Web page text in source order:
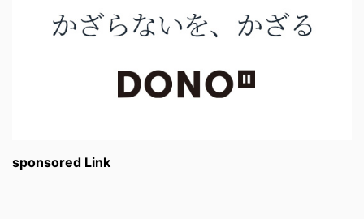
sponsored Link